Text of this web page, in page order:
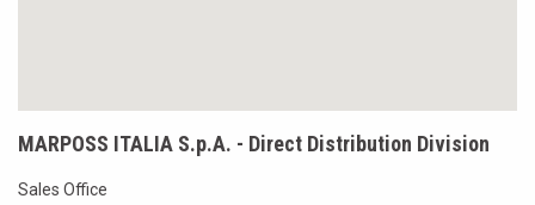
MARPOSS ITALIA S.p.A. - Direct Distribution Division
Sales Office